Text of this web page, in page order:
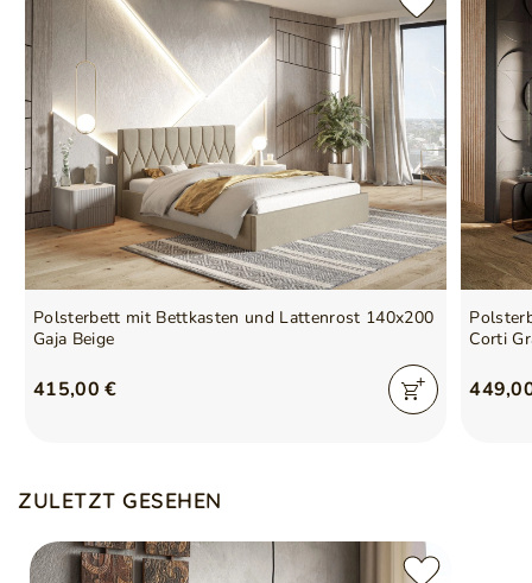
Polsterbett mit Bettkasten und Lattenrost 140x200
Gaja Beige
415,00 €
Corti
ZULETZT GESEHEN